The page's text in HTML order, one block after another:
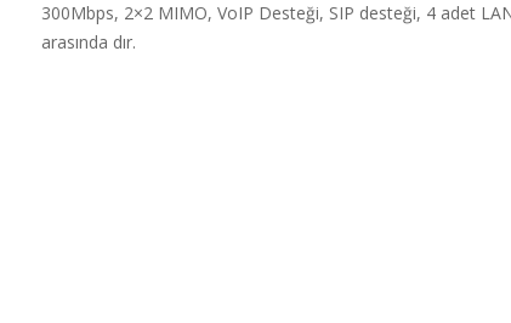
300Mbps, 2×2 MIMO, VoIP Desteği, SIP desteği, 4 adet
arasında dır.